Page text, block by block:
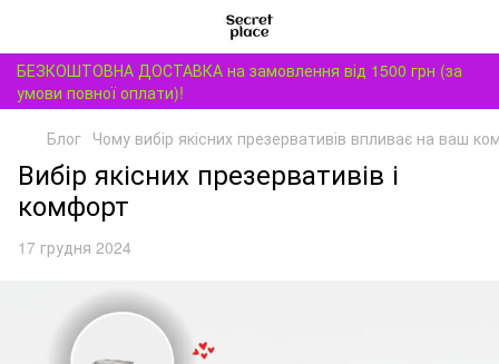
БЕЗКОШТОВНА ДОСТАВКА на замовлення від 1500 грн (за
умови повної оплати)!
Блог Чому вибір якісних презервативів впливає на ваш
Вибір якісних презервативів і
комфорт
17 грудня 2024